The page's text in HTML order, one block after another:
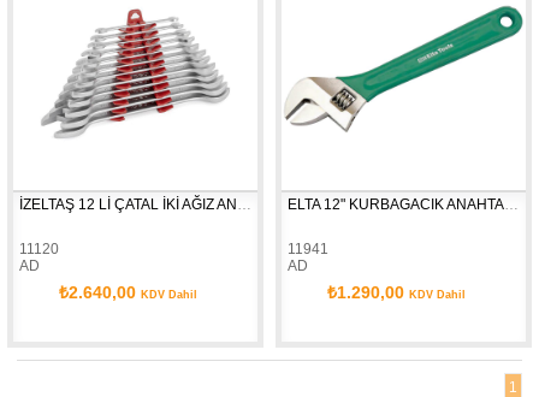
11120
AD
₺2.640,00 KDV Dahil
11941
AD
₺1.290,00 KDV Dahil
1